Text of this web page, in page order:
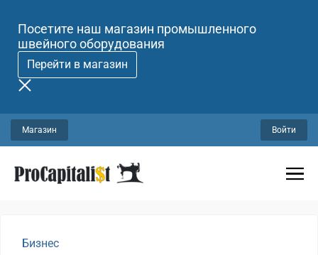
Посетите наш магазин промышленного
швейного оборудования
Перейти в магазин
Магазин Войти
Бизнес